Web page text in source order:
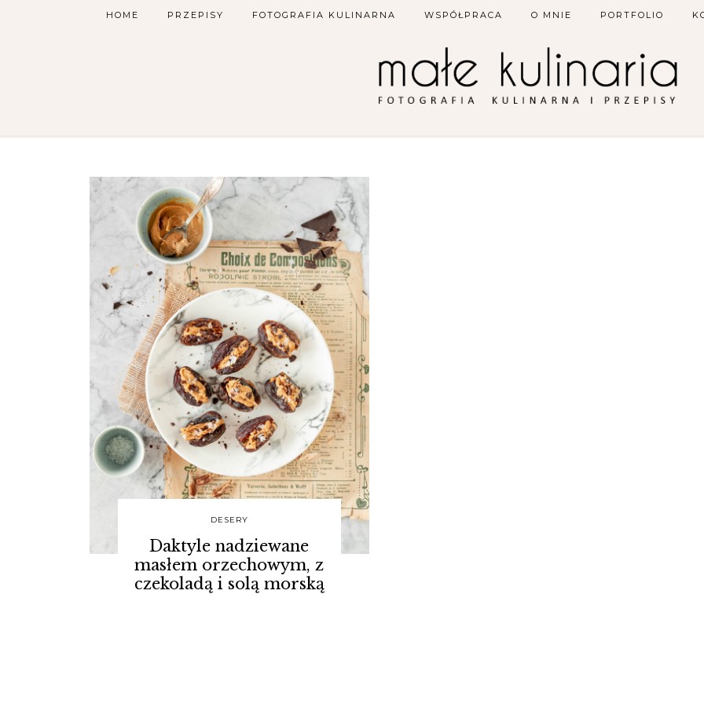
HOME PRZEPISY FOTOGRAFIA KULINARNA WSPÓŁPRACA O MNIE PORTFOLIO
DESERY
Daktyle nadziewane
masłem orzechowym, z
czekoladą i solą morską